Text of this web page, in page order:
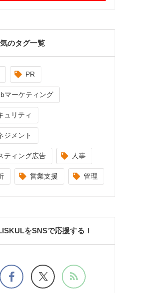
のタグ一覧
PR
マーケティング
ュリティ
ジメント
ティング広告 人事
営業支援 管理
をSNSで応援する！